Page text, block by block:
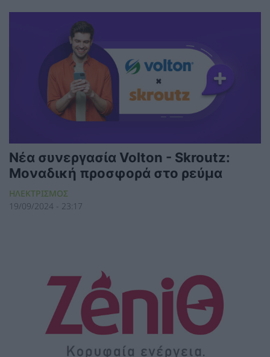
Νέα συνεργασία Volton - Skroutz:
Μοναδική προσφορά στο ρεύμα
ΗΛΕΚΤΡΙΣΜΟΣ
19/09/2024 - 23:17